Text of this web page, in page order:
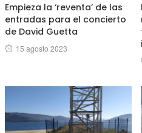
Empieza la ‘reventa’ de las
entradas para el concierto
de David Guetta
Posted
15 agosto 2023